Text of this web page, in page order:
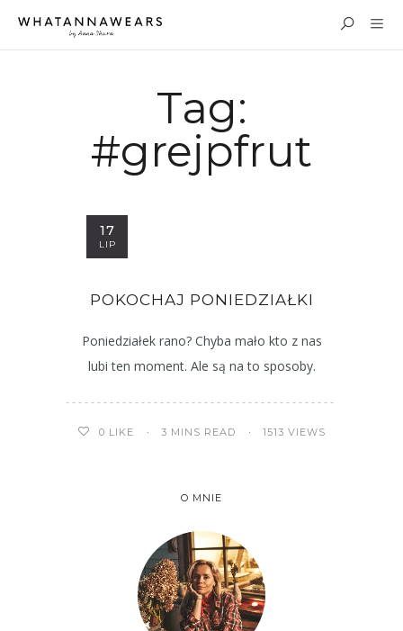
Tag:
#grejpfrut
17
LIP
POKOCHAJ PONIEDZIAŁKI
Poniedziałek rano? Chyba mało kto z nas
lubi ten moment. Ale są na to sposoby.
0 LIKE 3 MINS READ 1513 VIEWS
O MNIE